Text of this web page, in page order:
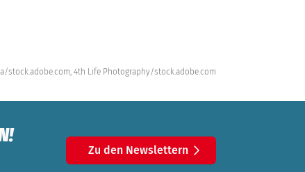
stock.adobe.com, 4th Life Photography/stock.adobe.com
Zu den Newslettern